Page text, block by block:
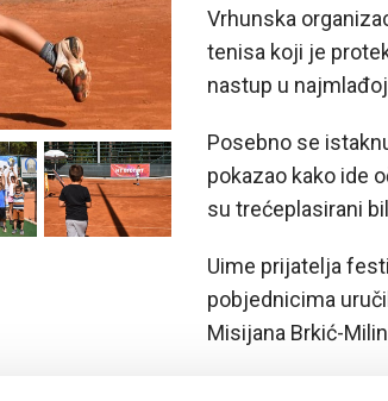
Vrhunska
tenisa koji je
nastup u
Posebno se
pokazao kako ide
su trećeplasirani
Uime prijatelja
pobjednicima
Misijana Brkić-